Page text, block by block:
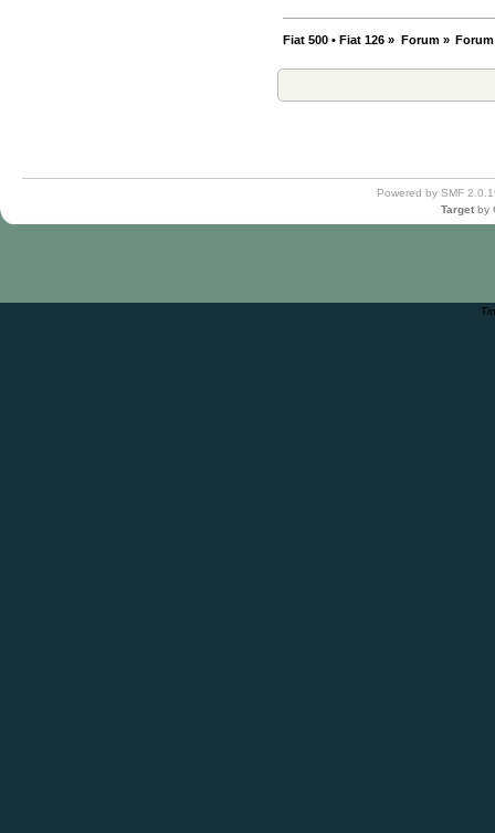
Fiat 500 • Fiat 126 » Forum»
Powered by SMF
Target by